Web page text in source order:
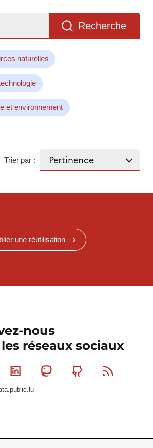
Recherche
naturelles
et environnement
Trier par :
une réutilisation
nous
réseaux sociaux
Bluesky Linkedin MastodonGithub